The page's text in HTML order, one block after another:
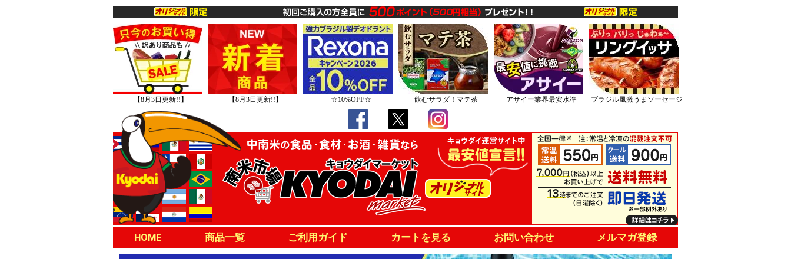
【8月3日更新!!】 【8月3日更新!!】 ☆10%OFF☆ 飲むサラダ！マテ茶 アサイー業界最安水準 ブラジル風激うまソーセージ
HOME 商品一覧 ご利用ガイド カートを見る お問い合わせ メルマガ登録